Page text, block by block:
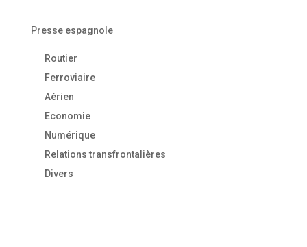
Presse espagnole
Routier
Ferroviaire
Aérien
Economie
Numérique
Relations transfrontalières
Divers